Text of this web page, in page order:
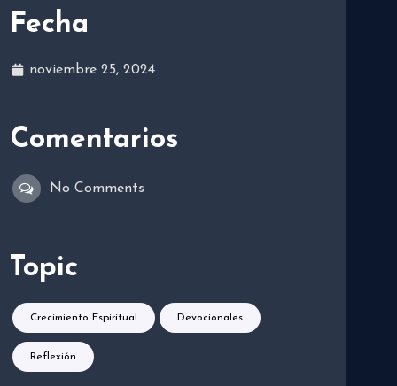
Fecha
noviembre 25, 2024
Comentarios
No Comments
Topic
Crecimiento Espiritual Devocionales
Reflexión